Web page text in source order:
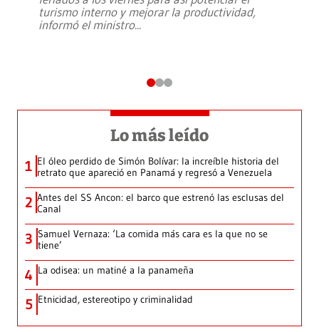
turismo interno y mejorar la productividad,
informó el ministro...
Lo más leído
1 El óleo perdido de Simón Bolívar: la increíble historia del
retrato que apareció en Panamá y regresó a Venezuela
2 Antes del SS Ancon: el barco que estrenó las esclusas del
Canal
3 Samuel Vernaza: ‘La comida más cara es la que no se
tiene’
4 La odisea: un matiné a la panameña
5 Etnicidad, estereotipo y criminalidad